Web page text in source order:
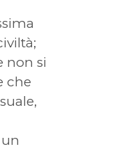
non si
che